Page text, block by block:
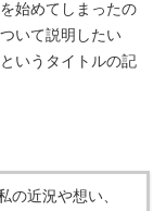
始めてしまったの
いて説明したい
というタイトルの記
の近況や想い、